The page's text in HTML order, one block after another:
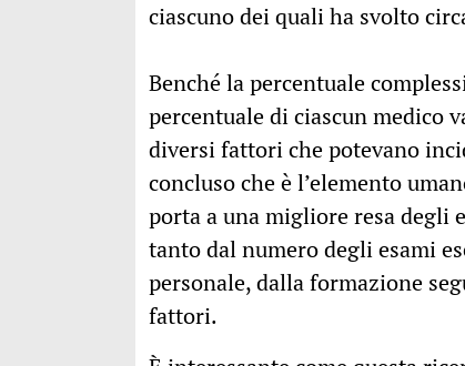
ciascuno dei quali ha svolto
Benché la percentuale
percentuale di ciascun medico
diversi fattori che potevano
concluso che è l’elemento
porta a una migliore resa degli
tanto dal numero degli esami
personale, dalla formazione
fattori.